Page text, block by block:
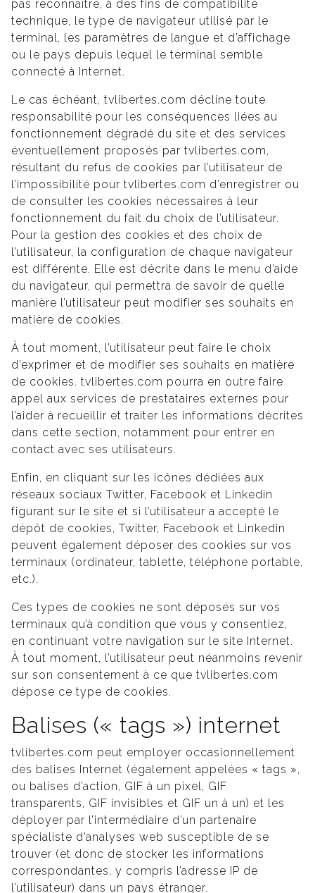
pas reconnaître, à des fins de compatibilité
technique, le type de navigateur utilisé par le
terminal, les paramètres de langue et d’affichage
ou le pays depuis lequel le terminal semble
connecté à Internet.
Le cas échéant, tvlibertes.com décline toute
responsabilité pour les conséquences liées au
fonctionnement dégradé du site et des services
éventuellement proposés par tvlibertes.com,
résultant du refus de cookies par l’utilisateur de
l’impossibilité pour tvlibertes.com d’enregistrer ou
de consulter les cookies nécessaires à leur
fonctionnement du fait du choix de l’utilisateur.
Pour la gestion des cookies et des choix de
l’utilisateur, la configuration de chaque navigateur
est différente. Elle est décrite dans le menu d’aide
du navigateur, qui permettra de savoir de quelle
manière l’utilisateur peut modifier ses souhaits en
matière de cookies.
À tout moment, l’utilisateur peut faire le choix
d’exprimer et de modifier ses souhaits en matière
de cookies. tvlibertes.com pourra en outre faire
appel aux services de prestataires externes pour
l’aider à recueillir et traiter les informations décrites
dans cette section, notamment pour entrer en
contact avec ses utilisateurs.
Enfin, en cliquant sur les icônes dédiées aux
réseaux sociaux Twitter, Facebook et Linkedin
figurant sur le site et si l’utilisateur a accepté le
dépôt de cookies, Twitter, Facebook et Linkedin
peuvent également déposer des cookies sur vos
terminaux (ordinateur, tablette, téléphone portable,
etc.).
Ces types de cookies ne sont déposés sur vos
terminaux qu’à condition que vous y consentiez,
en continuant votre navigation sur le site Internet.
À tout moment, l’utilisateur peut néanmoins revenir
sur son consentement à ce que tvlibertes.com
dépose ce type de cookies.
Balises (« tags ») internet
tvlibertes.com peut employer occasionnellement
des balises Internet (également appelées « tags »,
ou balises d’action, GIF à un pixel, GIF
transparents, GIF invisibles et GIF un à un) et les
déployer par l’intermédiaire d’un partenaire
spécialiste d’analyses web susceptible de se
trouver (et donc de stocker les informations
correspondantes, y compris l’adresse IP de
l’utilisateur) dans un pays étranger.